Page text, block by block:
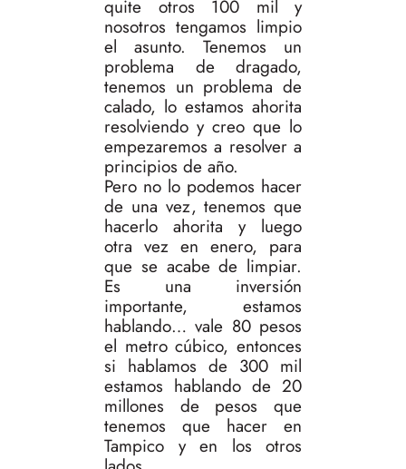
quite otros 100 mil y
nosotros tengamos limpio
el asunto. Tenemos un
problema de dragado,
tenemos un problema de
calado, lo estamos ahorita
resolviendo y creo que lo
empezaremos a resolver a
principios de año.
Pero no lo podemos hacer
de una vez, tenemos que
hacerlo ahorita y luego
otra vez en enero, para
que se acabe de limpiar.
Es una inversión
importante, estamos
hablando… vale 80 pesos
el metro cúbico, entonces
si hablamos de 300 mil
estamos hablando de 20
millones de pesos que
tenemos que hacer en
Tampico y en los otros